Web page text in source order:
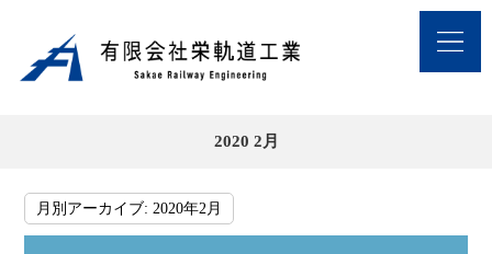
2020 2月
月別アーカイブ:2020年2月